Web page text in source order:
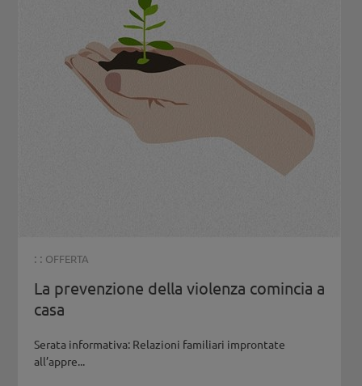
: : OFFERTA
La prevenzione della violenza comincia a
casa
Serata informativa: Relazioni familiari improntate
all’appre...